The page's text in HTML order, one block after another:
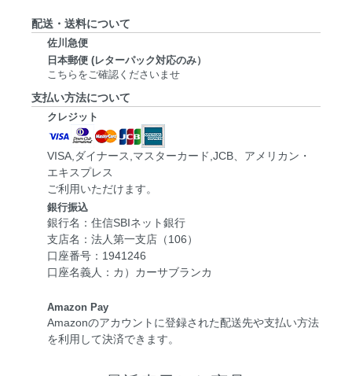
配送・送料について
佐川急便
日本郵便 (レターパック対応のみ）
こちらをご確認くださいませ
支払い方法について
クレジット
VISA,ダイナース,マスターカード,JCB、アメリカン・
エキスプレス
ご利用いただけます。
銀行振込
銀行名：住信SBIネット銀行
支店名：法人第一支店（106）
口座番号：1941246
口座名義人：カ）カーサブランカ
Amazon Pay
Amazonのアカウントに登録された配送先や支払い方法
を利用して決済できます。